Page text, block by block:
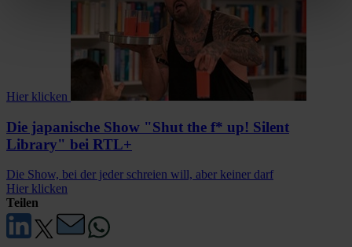
Hier klicken
Die japanische Show "Shut the f* up! Silent
Library" bei RTL+
Die Show, bei der jeder schreien will, aber keiner darf
Hier klicken
Teilen